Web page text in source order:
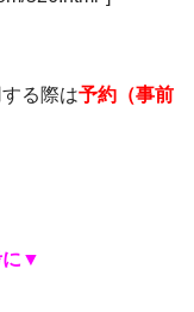
る際は予約（事前
に▼